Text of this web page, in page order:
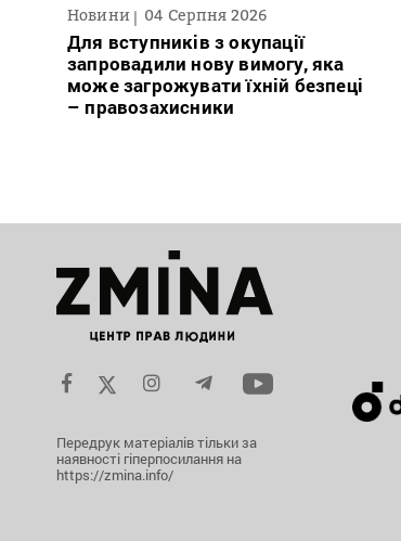
Новини 04 Серпня 2026
Для вступників з окупації
запровадили нову вимогу, яка
може загрожувати їхній безпеці
– правозахисники
Передрук матеріалів тільки за
наявності гіперпосилання на
https://zmina.info/